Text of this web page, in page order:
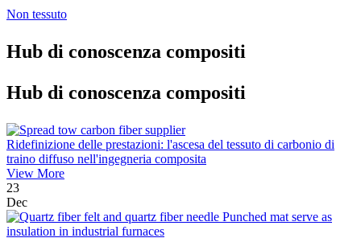
Non tessuto
Hub di conoscenza compositi
Hub di conoscenza compositi
Ridefinizione delle prestazioni: l'ascesa del tessuto di carbonio di
traino diffuso nell'ingegneria composita
View More
23
Dec